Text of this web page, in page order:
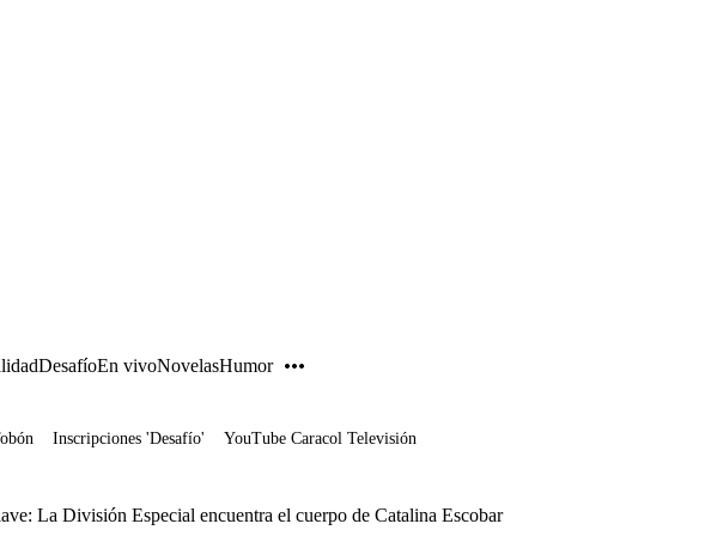
DesafíoEn vivoNovelasHumor
Inscripciones 'Desafío' YouTube Caracol Televisión
La División Especial encuentra el cuerpo de Catalina Escobar